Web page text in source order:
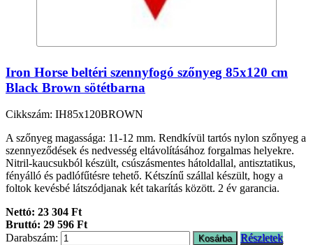
Iron Horse beltéri szennyfogó szőnyeg 85x120 cm
Black Brown sötétbarna
Cikkszám: IH85x120BROWN
A szőnyeg magassága: 11-12 mm. Rendkívül tartós nylon szőnyeg a
szennyeződések és nedvesség eltávolításához forgalmas helyekre.
Nitril-kaucsukból készült, csúszásmentes hátoldallal, antisztatikus,
fényálló és padlófűtésre tehető. Kétszínű szállal készült, hogy a
foltok kevésbé látszódjanak két takarítás között. 2 év garancia.
Nettó: 23 304 Ft
Bruttó: 29 596 Ft
Darabszám:
Részletek